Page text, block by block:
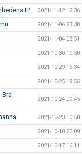
IP 2021-11-12 12:36
2021-11-06 23:38
2021-11-04 08:51
2021-10-30 10:50
2021-10-29 15:34
2021-10-25 18:55
Bra
2021-10-24 00:45
2021-10-23 10:50
2021-10-18 22:09
2021-10-17 16:11